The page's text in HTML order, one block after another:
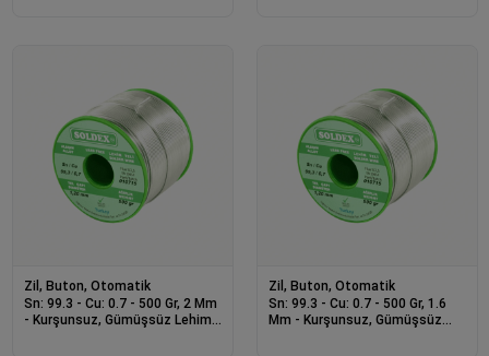
Zil, Buton, Otomatik
Sn: 99.3 - Cu: 0.7 - 500 Gr, 2 Mm
- Kurşunsuz, Gümüşsüz Lehim
Zil, Buton, Otomatik
Sn: 99.3 - Cu: 0.7 - 500 Gr, 1.6
Mm - Kurşunsuz, Gümüşsüz